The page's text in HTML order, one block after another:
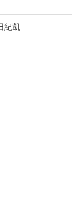
ろい！雑誌がおもしろ
紀凱